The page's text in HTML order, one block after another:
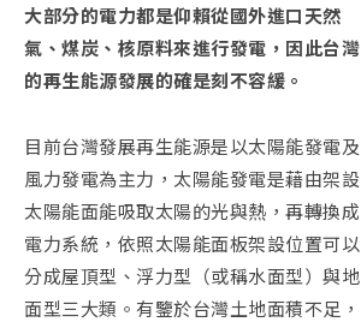
大部分的電力都是仰賴從國外進口天然
氣、煤炭、核原料來進行發電，因此台灣
的再生能源發展的確是刻不容緩。
目前台灣發展再生能源是以太陽能發電及
風力發電為主力，太陽能發電是藉由架設
太陽能面能吸取太陽的光與熱，再轉換成
電力系統，依照太陽能面板架設位置可以
分成屋頂型、浮力型（或稱水面型）與地
面型三大類。有鑒於台灣土地面積不足，